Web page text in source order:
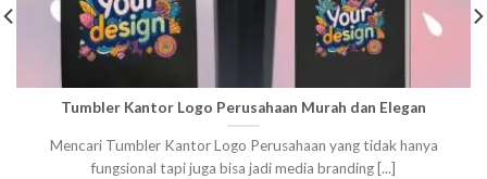
Tumbler Kantor Logo Perusahaan Murah dan Elegan
Mencari Tumbler Kantor Logo Perusahaan yang tidak hanya
fungsional tapi juga bisa jadi media branding [...]